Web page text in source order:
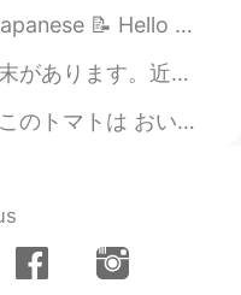
2019.12.19 11:34
@Sarah
ざいました 🙏🏻
2019.12.19 11:30
to my weekly learning of 🇰🇷🇯🇵🇷🇺 ...
の家から遠くないです。たぶん、仕事の後湖に行きます。湖で波がないから泳...
です。 😄I spent the weekend working on learning how to c...